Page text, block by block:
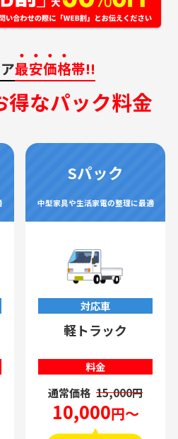
最安価格帯!!
得なパック料金
Sパック
中型家具や生活家電の整理に最適
対応車
軽トラック
料金
通常価格 15,000円
10,000円～